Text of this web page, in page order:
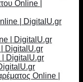
Online |
| DigitalU.gr
| DigitalU.gr
| DigitalU.gr
| DigitalU.gr
Online |